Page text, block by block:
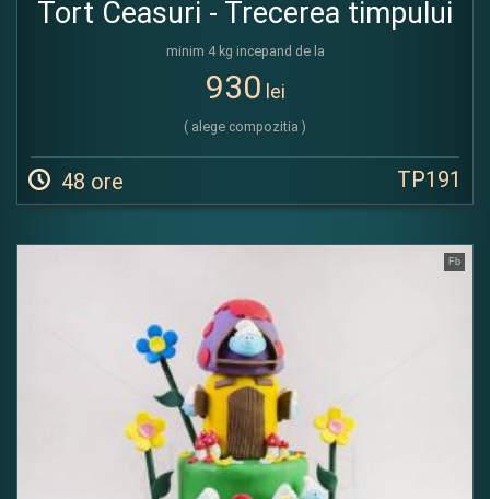
Tort Ceasuri - Trecerea timpului
minim 4 kg incepand de la
930 lei
( alege compozitia )
48 ore TP191
Fb